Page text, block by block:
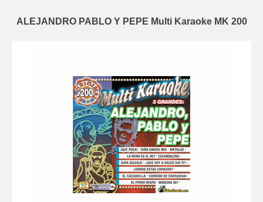
ALEJANDRO PABLO Y PEPE Multi Karaoke MK 200